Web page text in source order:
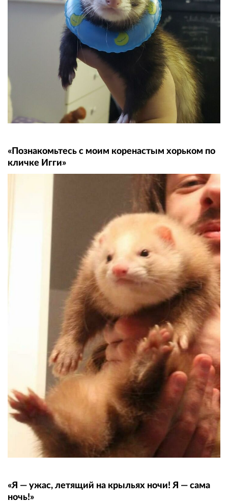
«Познакомьтесь с моим коренастым хорьком по
кличке Игги»
«Я — ужас, летящий на крыльях ночи! Я — сама
ночь!»